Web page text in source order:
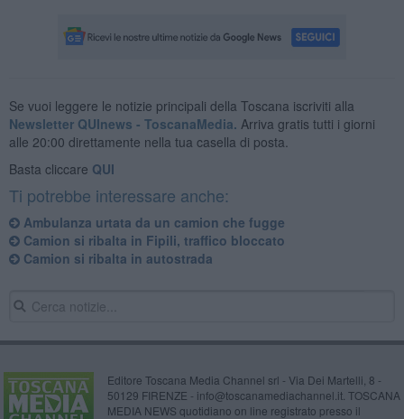
Se vuoi leggere le notizie principali della Toscana iscriviti alla
Newsletter QUInews - ToscanaMedia. Arriva gratis tutti i giorni
alle 20:00 direttamente nella tua casella di posta.
Basta cliccare QUI
Ti potrebbe interessare anche:
Ambulanza urtata da un camion che fugge
Camion si ribalta in Fipili, traffico bloccato
Camion si ribalta in autostrada
Editore Toscana Media Channel srl - Via Dei Martelli, 8 -
50129 FIRENZE - info@toscanamediachannel.it. TOSCANA
MEDIA NEWS quotidiano on line registrato presso il